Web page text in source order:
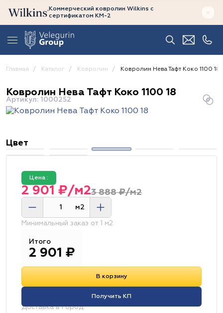
Коммерческий ковролин Wilkins с
сертификатом КМ-2
Главная Каталог Ковролин Ковролин Нева Тафт Коко 1100 18
Ковролин Нева Тафт Коко 1100 18
Артикул: 1000252
Цвет
Цена :
3 888 ₽/м2
2 901 ₽/м2
м2
Минимальный заказ от 1 м2
Итого
2 901 ₽
В корзину
Получить КП
Доставка в город: